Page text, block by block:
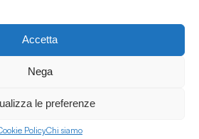
Accetta
Nega
le preferenze
PolicyChi siamo